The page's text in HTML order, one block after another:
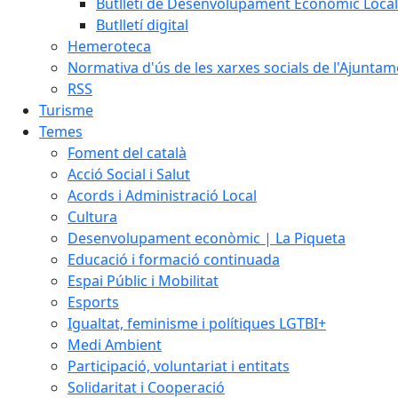
Butlletí digital
Hemeroteca
Normativa d'ús de les xarxes socials de
RSS
Turisme
Temes
Foment del català
Acció Social i Salut
Acords i Administració Local
Cultura
Desenvolupament econòmic | La Piqueta
Educació i formació continuada
Espai Públic i Mobilitat
Esports
Igualtat, feminisme i polítiques LGTBI+
Medi Ambient
Participació, voluntariat i entitats
Solidaritat i Cooperació